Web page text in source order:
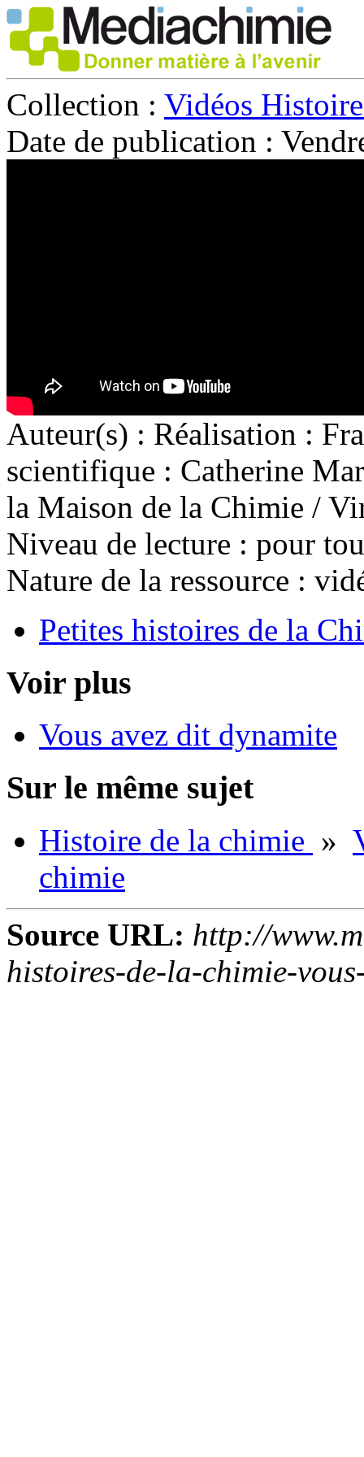
Collection : Vidéos
Date de publication :
Auteur(s) : Réalisation :
scientifique : Catherine
la Maison de la Chimie /
Niveau de lecture : pour
Nature de la ressource :
Petites histoires de la
Voir plus
Vous avez dit dynamite
Sur le même sujet
Histoire de la chimie »
chimie
Source URL: http://
histoires-de-la-chimie-